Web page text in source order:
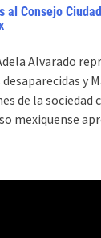
al Consejo
Alvarado
y
de la sociedad
mexiquense